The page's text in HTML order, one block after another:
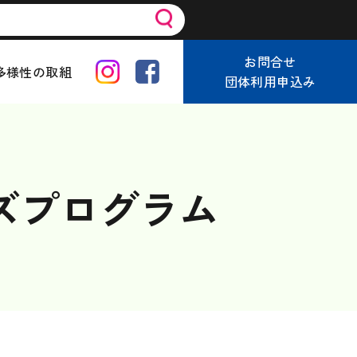
様性の取組
お問合せ
団体利用申込み
プログラム